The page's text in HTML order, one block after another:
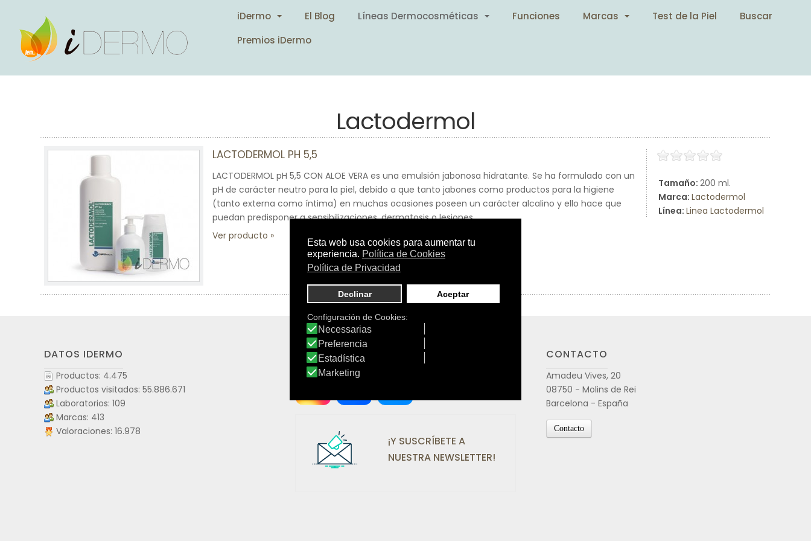
iDermo El Blog Líneas Dermocosméticas Funciones Marcas Test de la Piel
Buscar
Premios iDermo
Lactodermol
Tamaño: 200 ml.
Marca: Lactodermol
Línea: Linea Lactodermol
LACTODERMOL PH 5,5
LACTODERMOL pH 5,5 CON ALOE VERA es una emulsión jabonosa hidratante. Se ha formulado con un
pH de carácter neutro para la piel, debido a que tanto jabones como productos para la higiene
(tanto externa como íntima) en muchas ocasiones poseen un carácter alcalino y ello hace que
puedan predisponer a sensibilizaciones, dermatosis o lesiones.
Ver producto
DATOS IDERMO
Productos: 4.475
Productos visitados: 55.886.671
Laboratorios: 109
Marcas: 413
Valoraciones: 16.978
¡SÍGUENOS EN REDES!
¡Y SUSCRÍBETE A
NUESTRA NEWSLETTER!
CONTACTO
Amadeu Vives, 20
08750 - Molins de Rei
Barcelona - España
Contacto